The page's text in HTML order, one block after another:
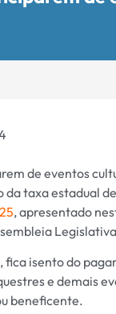
de eventos
taxa estadual
, apresentado
isento do
e demais
beneficente.